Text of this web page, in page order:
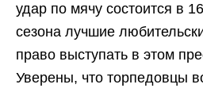
удар по мячу состоится в
сезона лучшие
право выступать в этом
Уверены, что торпедовцы